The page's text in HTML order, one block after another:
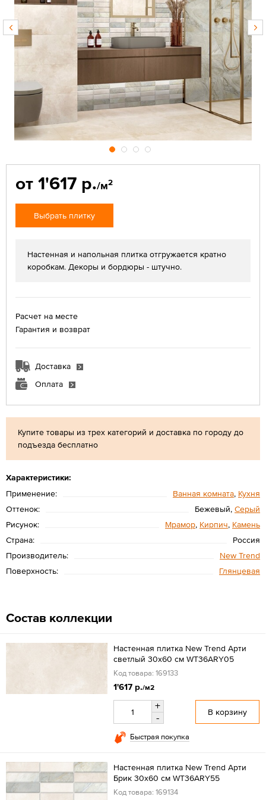
Купите товары из трех категорий и доставка по городу до
подъезда бесплатно
Характеристики:
Применение:
Ванная комната, Кухня
Оттенок:
Бежевый, Серый
Рисунок:
Мрамор, Кирпич, Камень
Страна:
Россия
Производитель:
New Trend
Поверхность:
Глянцевая
от 1'617 р./м2
Выбрать плитку
Настенная и напольная плитка отгружается кратно
коробкам. Декоры и бордюры - штучно.
Расчет на месте
Гарантия и возврат
Доставка
Оплата
Состав коллекции
Настенная плитка New Trend Арти
светлый 30x60 см WT36ARY05
Код товара: 169133
1'617 р./м2
+
-
В корзину
Быстрая покупка
Настенная плитка New Trend Арти
Брик 30x60 см WT36ARY55
Код товара: 169134